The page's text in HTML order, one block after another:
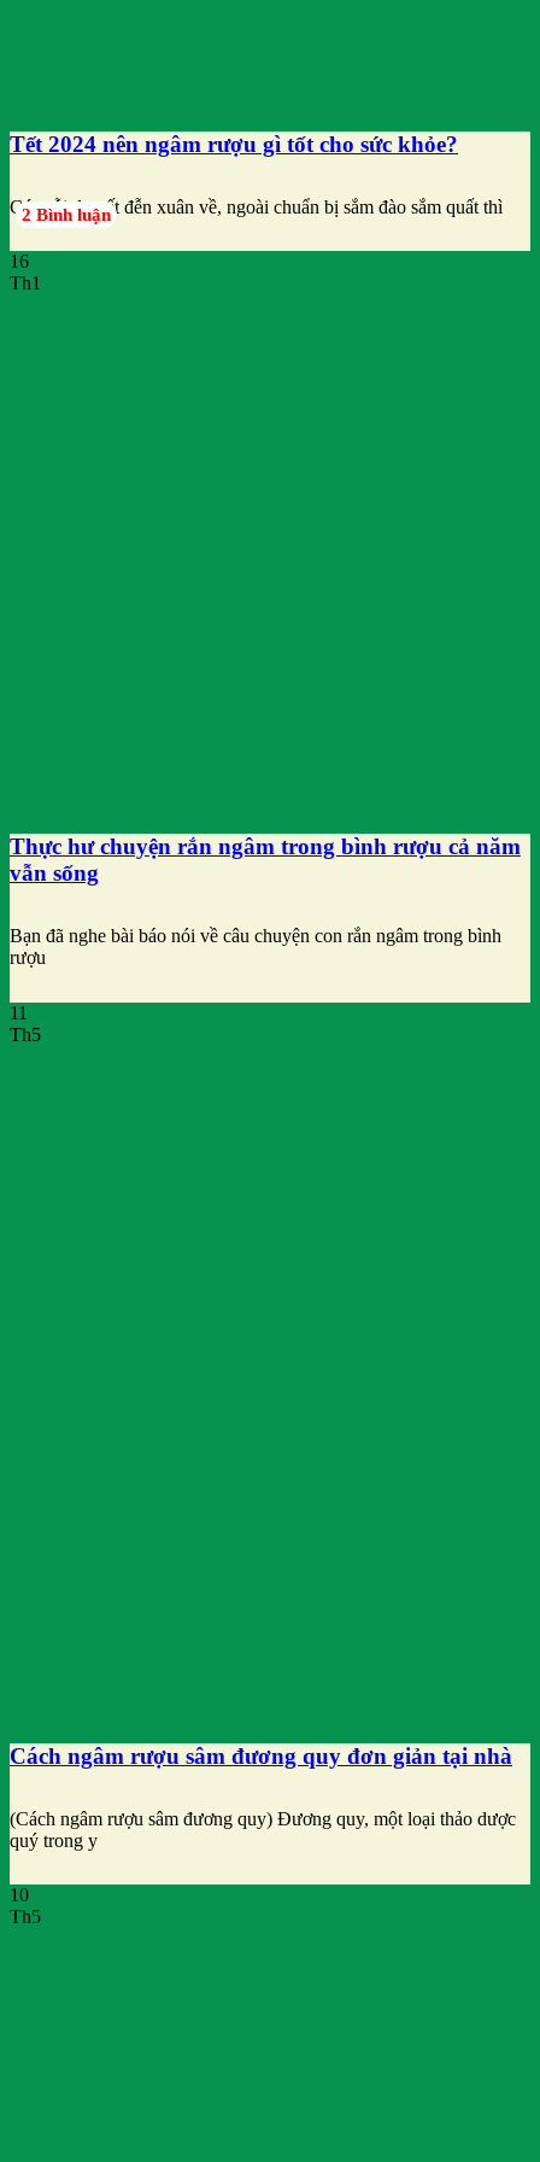
Tết 2024 nên ngâm rượu gì tốt cho sức khỏe?
Cứ mỗi đợt tết đễn xuân về, ngoài chuẩn bị sắm đào sắm quất thì
2 Bình luận
16
Th1
Thực hư chuyện rắn ngâm trong bình rượu cả năm
vẫn sống
Bạn đã nghe bài báo nói về câu chuyện con rắn ngâm trong bình
rượu
11
Th5
Cách ngâm rượu sâm đương quy đơn giản tại nhà
(Cách ngâm rượu sâm đương quy) Đương quy, một loại thảo dược
quý trong y
10
Th5